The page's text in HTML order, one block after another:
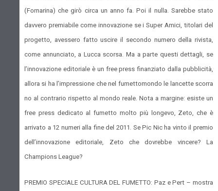
(Fornarina) che girò circa un anno fa. Poi il nulla. Sarebbe stato
davvero premiabile come innovazione se i Super Amici, titolari del
progetto, avessero fatto uscire il secondo numero della rivista,
come annunciato, a Lucca scorsa. Ma a parte questi dettagli, se
l’innovazione editoriale è un free press finanziato dalla pubblicità,
allora si ha l’impressione che nel fumettomondo le lancette scorra
no al contrario rispetto al mondo reale. Nota a margine: esiste un
free press dedicato al fumetto molto più longevo, Zeto, che è
arrivato a 12 numeri alla fine del 2011. Se Pic Nic ha vinto il premio
dell’innovazione editoriale, Zeto che dovrebbe vincere? La
Champions League?
PREMIO SPECIALE CULTURA DEL FUMETTO: Paz e Pert – mostra